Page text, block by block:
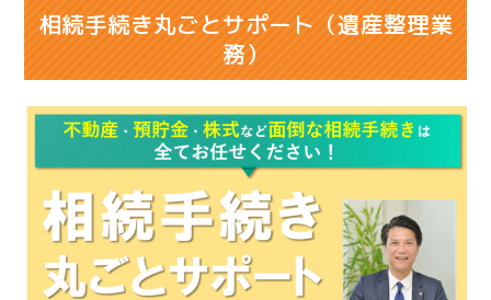
相続手続き丸ごとサポート（遺産整理業
務）